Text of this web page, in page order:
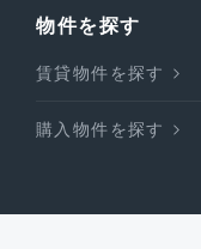
物件を探す
賃貸物件を探す
購入物件を探す